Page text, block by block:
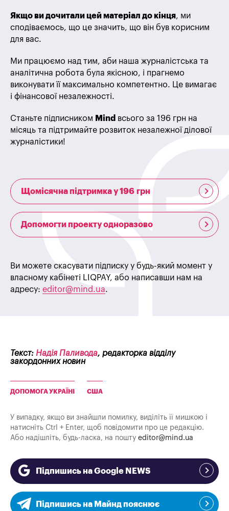
Якщо ви дочитали цей матеріал до кінця, ми
сподіваємось, що це значить, що він був корисним
для вас.
Ми працюємо над тим, аби наша журналістська та
аналітична робота була якісною, і прагнемо
виконувати її максимально компетентно. Це вимагає
і фінансової незалежності.
Станьте підписником Mind всього за 196 грн на
місяць та підтримайте розвиток незалежної ділової
журналістики!
Щомісячна підтримка у 196 грн
Допомогти проекту одноразово
Ви можете скасувати підписку у будь-який момент у
власному кабінеті LIQPAY, або написавши нам на
адресу: editor@mind.ua.
Текст: Надія Паливода, редакторка відділу
закордонних новин
ДОПОМОГА УКРАЇНІ США
У випадку, якщо ви знайшли помилку, виділіть її мишкою і
натисніть Ctrl + Enter, щоб повідомити про це редакцію.
Або надішліть, будь-ласка, на пошту editor@mind.ua
Підпишись на Google NEWS
Підпишись на Майнд пояснює